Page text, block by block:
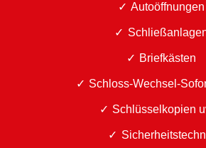
Autoöffnungen
Briefkästen
Schloss-Wechsel-
Schlüsselkopien